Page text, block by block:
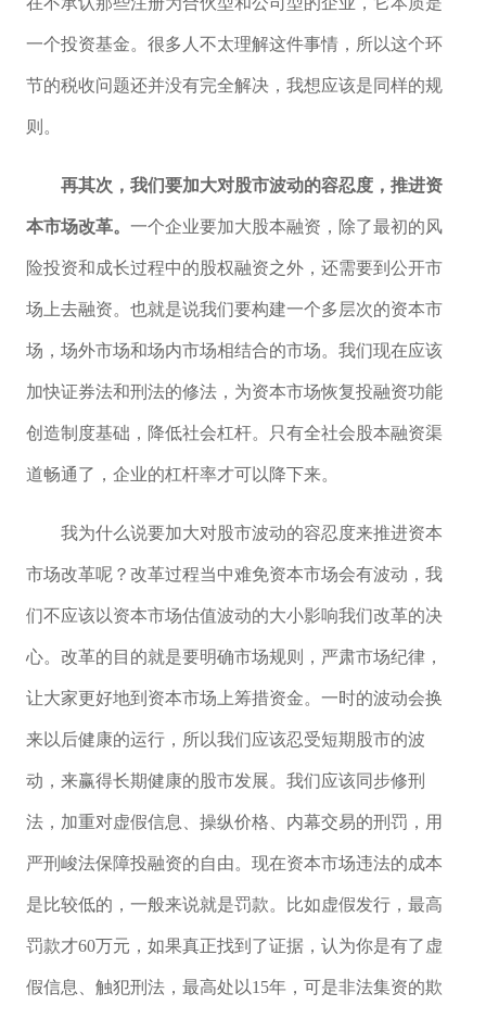
一个投资基金。很多人不太理解这件事情，所以这个环
节的税收问题还并没有完全解决，我想应该是同样的规
则。
再其次，我们要加大对股市波动的容忍度，推进资
本市场改革。一个企业要加大股本融资，除了最初的风
险投资和成长过程中的股权融资之外，还需要到公开市
场上去融资。也就是说我们要构建一个多层次的资本市
场，场外市场和场内市场相结合的市场。我们现在应该
加快证券法和刑法的修法，为资本市场恢复投融资功能
创造制度基础，降低社会杠杆。只有全社会股本融资渠
道畅通了，企业的杠杆率才可以降下来。
我为什么说要加大对股市波动的容忍度来推进资本
市场改革呢？改革过程当中难免资本市场会有波动，我
们不应该以资本市场估值波动的大小影响我们改革的决
心。改革的目的就是要明确市场规则，严肃市场纪律，
让大家更好地到资本市场上筹措资金。一时的波动会换
来以后健康的运行，所以我们应该忍受短期股市的波
动，来赢得长期健康的股市发展。我们应该同步修刑
法，加重对虚假信息、操纵价格、内幕交易的刑罚，用
严刑峻法保障投融资的自由。现在资本市场违法的成本
是比较低的，一般来说就是罚款。比如虚假发行，最高
罚款才60万元，如果真正找到了证据，认为你是有了虚
假信息、触犯刑法，最高处以15年，可是非法集资的欺